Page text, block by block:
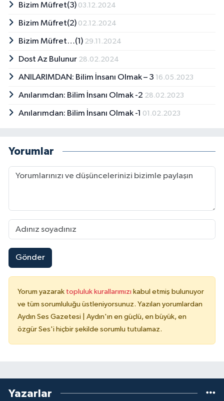
Bizim Müfret(3) 03.12.2024
Bizim Müfret(2) 02.12.2024
Bizim Müfret…(1) 29.11.2024
Dost Az Bulunur 28.02.2024
ANILARIMDAN: Bilim İnsanı Olmak – 3 16.05.2023
Anılarımdan: Bilim İnsanı Olmak -2 28.02.2023
Anılarımdan: Bilim İnsanı Olmak -1 01.02.2023
Yorumlar
Gönder
Yorum yazarak topluluk kurallarımızı kabul etmiş bulunuyor
ve tüm sorumluluğu üstleniyorsunuz. Yazılan yorumlardan
Aydın Ses Gazetesi | Aydın'ın en güçlü, en büyük, en
özgür Ses'i hiçbir şekilde sorumlu tutulamaz.
Yazarlar